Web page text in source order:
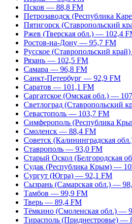
Псков — 88,8 FM
Петрозаводск (Республика
Пятигорск (Ставропольский
Ржев (Тверская обл.) — 102,4
Ростов-на-Дону — 95,7 FM
Русское (Ставропольский
Рязань — 102,5 FM
Самара — 96,8 FM
Санкт-Петербург — 92,9 FM
Саратов — 101,1 FM
Саргатское (Омская обл.) —
Светлоград (Ставропольский
Севастополь — 103,7 FM
Симферополь (Республика
Смоленск — 88,4 FM
Советск (Калининградская
Ставрополь — 93,0 FM
Старый Оскол (Белгородская
Судак (Республика Крым) —
Сургут (Югра) — 92,1 FM
Сызрань (Самарская обл.) —
Тамбов — 99,9 FM
Тверь — 89,4 FM
Тёмкино (Смоленская обл.) —
Тирасполь (Приднестровье) —